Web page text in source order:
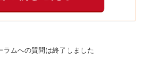
ラムへの質問は終了しました